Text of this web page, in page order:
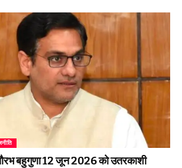
बहुगुणा 12 जून 2026 को उतरकाशी